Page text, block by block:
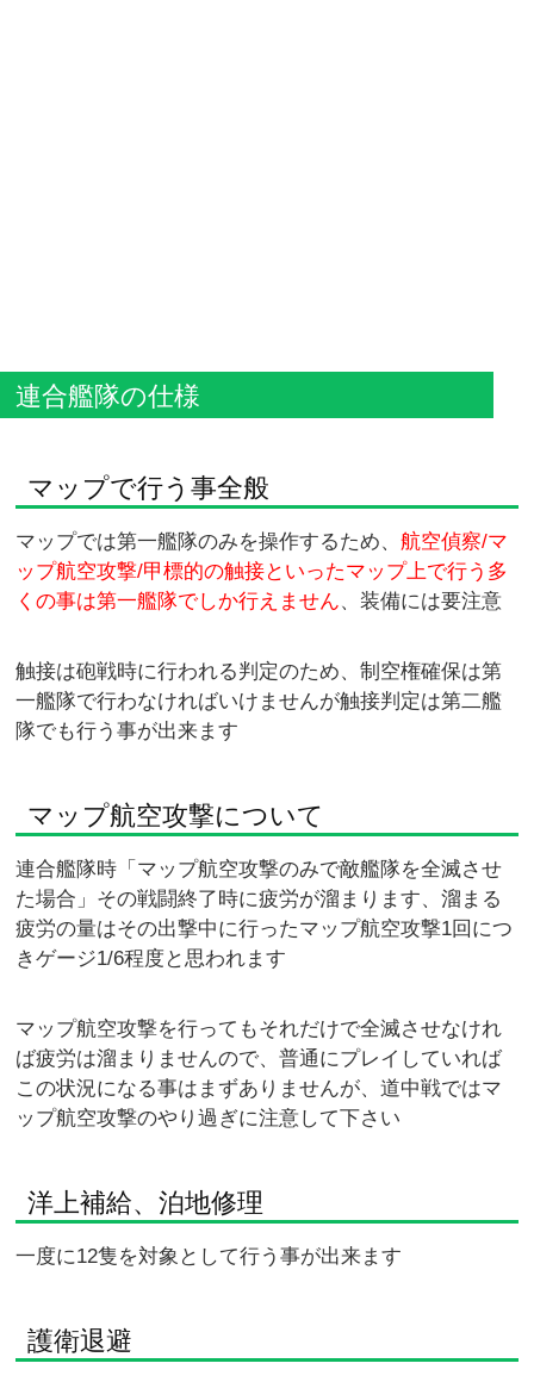
連合艦隊の仕様
マップで行う事全般
マップでは第一艦隊のみを操作するため、航空偵察/マ
ップ航空攻撃/甲標的の触接といったマップ上で行う多
くの事は第一艦隊でしか行えません、装備には要注意
触接は砲戦時に行われる判定のため、制空権確保は第
一艦隊で行わなければいけませんが触接判定は第二艦
隊でも行う事が出来ます
マップ航空攻撃について
連合艦隊時「マップ航空攻撃のみで敵艦隊を全滅させ
た場合」その戦闘終了時に疲労が溜まります、溜まる
疲労の量はその出撃中に行ったマップ航空攻撃1回につ
きゲージ1/6程度と思われます
マップ航空攻撃を行ってもそれだけで全滅させなけれ
ば疲労は溜まりませんので、普通にプレイしていれば
この状況になる事はまずありませんが、道中戦ではマ
ップ航空攻撃のやり過ぎに注意して下さい
洋上補給、泊地修理
一度に12隻を対象として行う事が出来ます
護衛退避